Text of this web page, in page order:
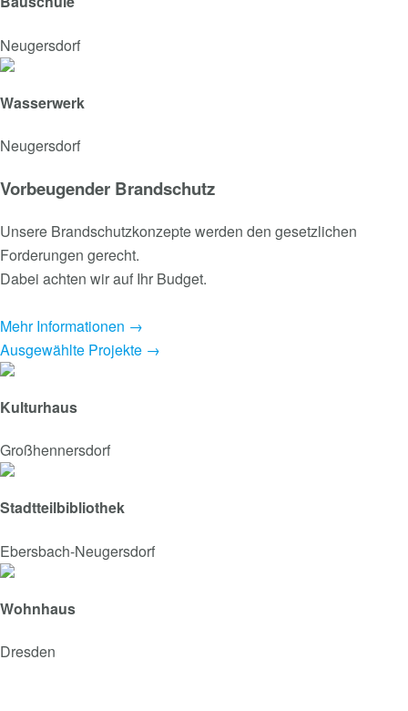
Neugersdorf
Wasserwerk
Neugersdorf
Vorbeugender Brandschutz
Unsere Brandschutzkonzepte werden den gesetzlichen
Forderungen gerecht.
Dabei achten wir auf Ihr Budget.
Mehr Informationen →
Ausgewählte Projekte →
Kulturhaus
Großhennersdorf
Stadtteilbibliothek
Ebersbach-Neugersdorf
Wohnhaus
Dresden